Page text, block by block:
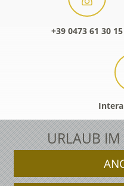
+39 0473 61 30 15
URLAUB IM